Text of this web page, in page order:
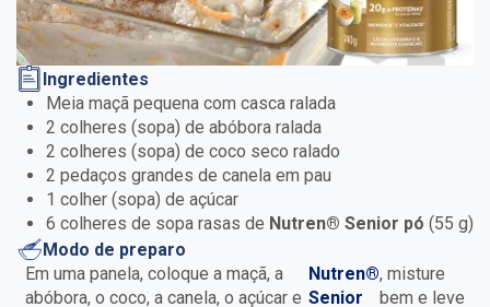
Ingredientes
Meia maçã pequena com casca ralada
2 colheres (sopa) de abóbora ralada
2 colheres (sopa) de coco seco ralado
2 pedaços grandes de canela em pau
1 colher (sopa) de açúcar
6 colheres de sopa rasas de Nutren® Senior pó (55 g)
Modo de preparo
Em uma panela, coloque a maçã, a
abóbora, o coco, a canela, o açúcar e
Nutren®
Senior
, misture
bem e leve